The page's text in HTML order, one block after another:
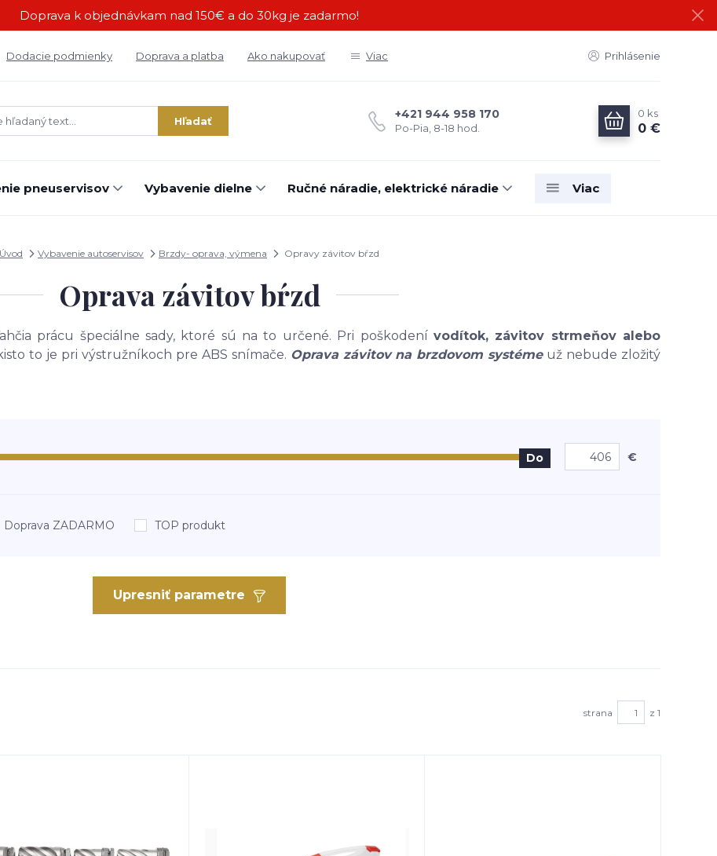
Doprava k objednávkam nad 150€ a do 30kg je zadarmo!
Dodacie podmienky Doprava a platba Ako nakupovať Viac Prihlásenie
Hľadať +421 944 958 170
Po-Pia, 8-18 hod.
0 ks
0 €
pneuservisov Vybavenie dielne Ručné náradie, elektrické náradie Viac
Úvod Vybavenie autoservisov Brzdy- oprava, výmena Opravy závitov bŕzd
Oprava závitov bŕzd
prácu špeciálne sady, ktoré sú na to určené. Pri poškodení vodítok, závitov strmeňov alebo
to je pri výstružníkoch pre ABS snímače. Oprava závitov na brzdovom systémeuž nebude zložitý
Upresniť parametre
Do €
Doprava ZADARMO TOP produkt
strana z 1